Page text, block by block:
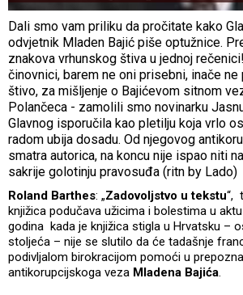
Dali smo vam priliku da pročitate kako
odvjetnik Mladen Bajić piše optužnice.
znakova vrhunskog štiva u jednoj
činovnici, barem ne oni prisebni, inače
štivo, za mišljenje o Bajićevom sitnom
Polančeca - zamolili smo novinarku
Glavnog isporučila kao pletilju koja vrlo
radom ubija dosadu. Od njegovog
smatra autorica, na koncu nije ispao niti
sakrije golotinju pravosuđa (ritn by Lado)
Roland Barthes: „Zadovoljstvo u tekstu“,
knjižica podučava užicima i bolestima u
godina kada je knjižica stigla u Hrvatsku –
stoljeća – nije se slutilo da će tadašnje
podivljalom birokracijom pomoći u
antikorupcijskoga veza Mladena Bajića.